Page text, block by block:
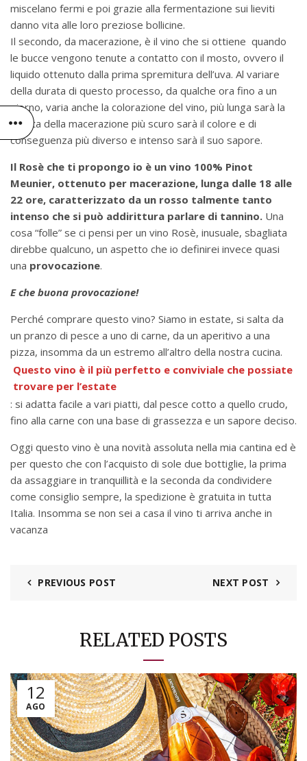
miscelano fermi e poi grazie alla fermentazione sui lieviti
danno vita alle loro preziose bollicine.
Il secondo, da macerazione, è il vino che si ottiene quando
le bucce vengono tenute a contatto con il mosto, ovvero il
liquido ottenuto dalla prima spremitura dell’uva. Al variare
della durata di questo processo, da qualche ora fino a un
giorno, varia anche la colorazione del vino, più lunga sarà la
durata della macerazione più scuro sarà il colore e di
conseguenza più diverso e intenso sarà il suo sapore.
Il Rosè che ti propongo io è un vino 100% Pinot
Meunier, ottenuto per macerazione, lunga dalle 18 alle
22 ore, caratterizzato da un rosso talmente tanto
intenso che si può addirittura parlare di tannino. Una
cosa “folle” se ci pensi per un vino Rosè, inusuale, sbagliata
direbbe qualcuno, un aspetto che io definirei invece quasi
una provocazione.
E che buona provocazione!
Perché comprare questo vino? Siamo in estate, si salta da
un pranzo di pesce a uno di carne, da un aperitivo a una
pizza, insomma da un estremo all’altro della nostra cucina.
Questo vino è il più perfetto e conviviale che possiate
trovare per l’estate
: si adatta facile a vari piatti, dal pesce cotto a quello crudo,
fino alla carne con una base di grassezza e un sapore deciso.
Oggi questo vino è una novità assoluta nella mia cantina ed è
per questo che con l’acquisto di sole due bottiglie, la prima
da assaggiare in tranquillità e la seconda da condividere
come consiglio sempre, la spedizione è gratuita in tutta
Italia. Insomma se non sei a casa il vino ti arriva anche in
vacanza
PREVIOUS POST NEXT POST
RELATED POSTS
12
AGO